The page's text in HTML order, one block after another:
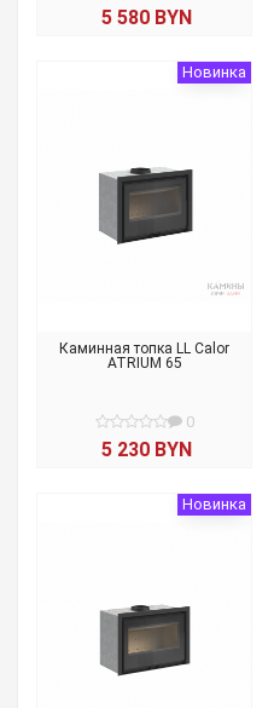
5 580 BYN
Новинка
Каминная топка LL Calor
ATRIUM 65
0
5 230 BYN
Новинка